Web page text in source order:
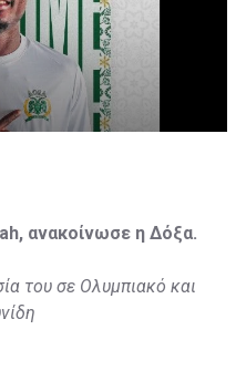
ανακοίνωσε η Δόξα.
του σε Ολυμπιακό και